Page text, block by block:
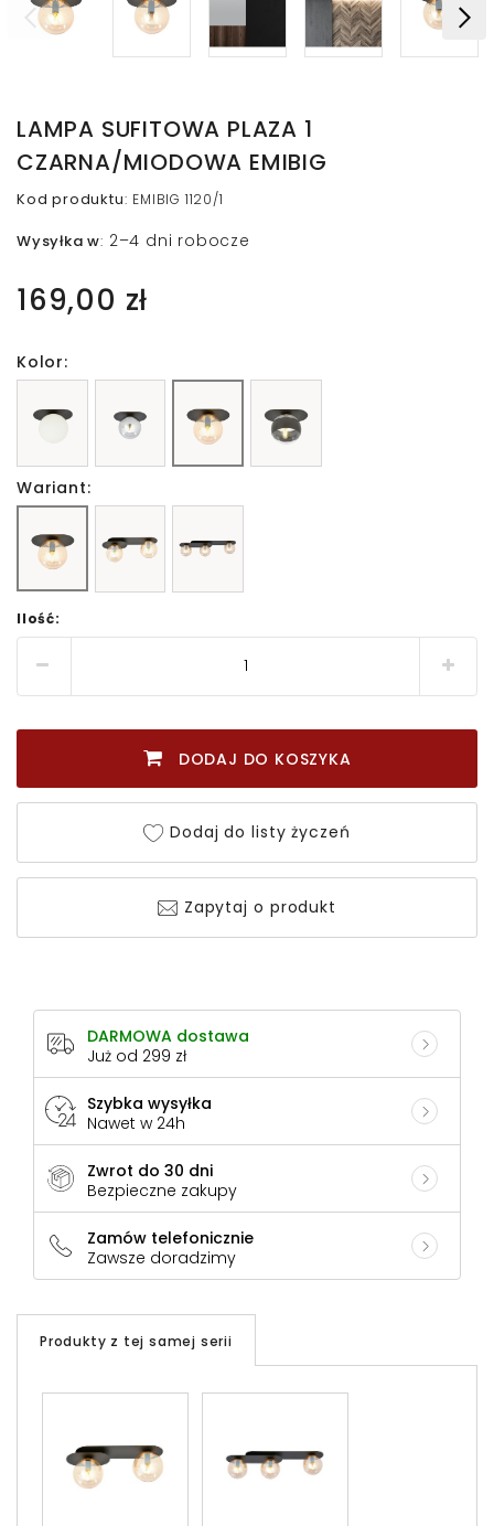
LAMPA SUFITOWA PLAZA 1
CZARNA/MIODOWA EMIBIG
Kod produktu: EMIBIG 1120/1
Wysyłka w: 2–4 dni robocze
169,00 zł
Kolor:
Wariant:
Ilość:
DODAJ DO KOSZYKA
Dodaj do listy życzeń
Zapytaj o produkt
DARMOWA dostawa
Już od 299 zł
Szybka wysyłka
Nawet w 24h
Zwrot do 30 dni
Bezpieczne zakupy
Zamów telefonicznie
Zawsze doradzimy
Produkty z tej samej serii